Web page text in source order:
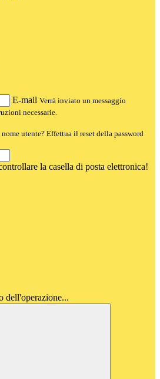
E-mail Verrà inviato un messaggio
necessarie.
utente? Effettua il reset della password
la casella di posta elettronica!
dell'operazione...